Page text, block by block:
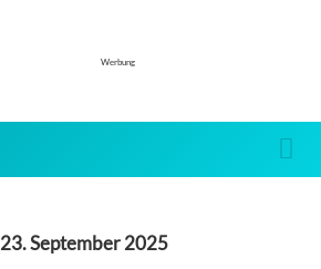
Werbung
23. September 2025